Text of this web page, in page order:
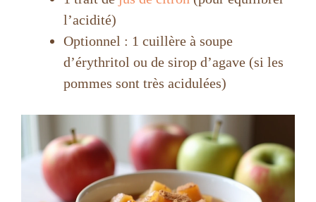
l’acidité)
Optionnel : 1 cuillère à soupe
d’érythritol ou de sirop d’agave (si les
pommes sont très acidulées)